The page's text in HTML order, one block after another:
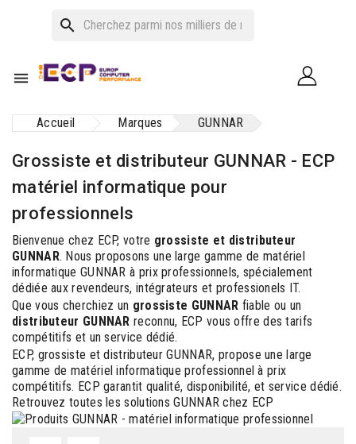
search

Accueil Marques GUNNAR
Grossiste et distributeur GUNNAR - ECP
matériel informatique pour
professionnels
Bienvenue chez ECP, votre grossiste et distributeur
GUNNAR. Nous proposons une large gamme de matériel
informatique GUNNAR à prix professionnels, spécialement
dédiée aux revendeurs, intégrateurs et professionels IT.
Que vous cherchiez un grossiste GUNNAR fiable ou un
distributeur GUNNAR reconnu, ECP vous offre des tarifs
compétitifs et un service dédié.
ECP, grossiste et distributeur GUNNAR, propose une large
gamme de matériel informatique professionnel à prix
compétitifs. ECP garantit qualité, disponibilité, et service dédié.
Retrouvez toutes les solutions GUNNAR chez ECP